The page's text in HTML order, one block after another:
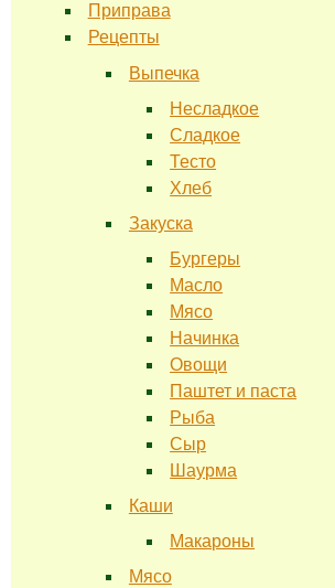
Приправа
Рецепты
Выпечка
Несладкое
Сладкое
Тесто
Хлеб
Закуска
Бургеры
Масло
Мясо
Начинка
Овощи
Паштет и паста
Рыба
Сыр
Шаурма
Каши
Макароны
Мясо